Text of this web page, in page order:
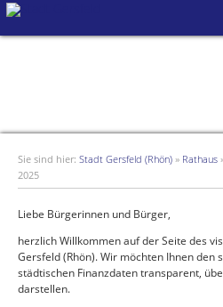
Sie sind hier: Stadt Gersfeld (Rhön) » Rathaus
2025
Liebe Bürgerinnen und Bürger,
herzlich Willkommen auf der Seite des
Gersfeld (Rhön). Wir möchten Ihnen den
städtischen Finanzdaten transparent,
darstellen.